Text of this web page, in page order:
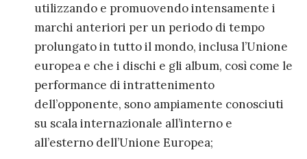
utilizzando e promuovendo intensamente i
marchi anteriori per un periodo di tempo
prolungato in tutto il mondo, inclusa l’Unione
europea e che i dischi e gli album, così come le
performance di intrattenimento
dell’opponente, sono ampiamente conosciuti
su scala internazionale all’interno e
all’esterno dell’Unione Europea;